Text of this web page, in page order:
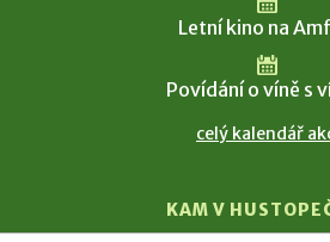
Letní kino na
Povídání o víně s
celý kalendář
KAM V